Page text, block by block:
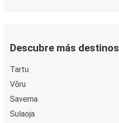
Descubre más destinos
Tartu
Võru
Saverna
Sulaoja